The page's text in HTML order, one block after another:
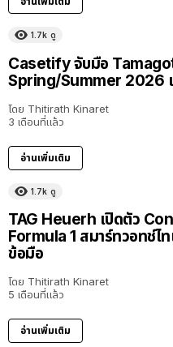
1.7k ดู
Casetify จับมือ
Spring/Summer 2026
โดย Thitirath Kinaret
3 เดือนที่แล้ว
อ่านเพิ่มเติม
1.7k ดู
TAG Heuerh เปิดตัว
Formula 1 สมาร์ทวอทช์ไ
ข้อมือ
โดย Thitirath Kinaret
5 เดือนที่แล้ว
อ่านเพิ่มเติม